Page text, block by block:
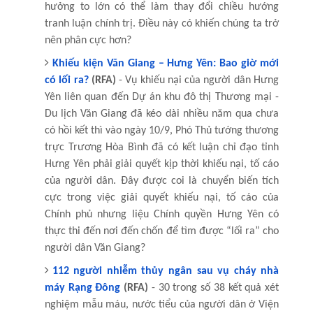
hưởng to lớn có thể làm thay đổi chiều hướng
tranh luận chính trị. Điều này có khiến chúng ta trở
nên phân cực hơn?
Khiếu kiện Văn Giang – Hưng Yên: Bao giờ mới
có lối ra?(RFA) - Vụ khiếu nại của người dân Hưng
Yên liên quan đến Dự án khu đô thị Thương mại -
Du lịch Văn Giang đã kéo dài nhiều năm qua chưa
có hồi kết thì vào ngày 10/9, Phó Thủ tướng thương
trực Trương Hòa Bình đã có kết luận chỉ đạo tỉnh
Hưng Yên phải giải quyết kịp thời khiếu nại, tố cáo
của người dân. Đây được coi là chuyển biến tích
cực trong việc giải quyết khiếu nại, tố cáo của
Chính phủ nhưng liệu Chính quyền Hưng Yên có
thực thi đến nơi đến chốn để tìm được “lối ra” cho
người dân Văn Giang?
112 người nhiễm thủy ngân sau vụ cháy nhà
máy Rạng Đông (RFA) - 30 trong số 38 kết quả xét
nghiệm mẫu máu, nước tiểu của người dân ở Viện